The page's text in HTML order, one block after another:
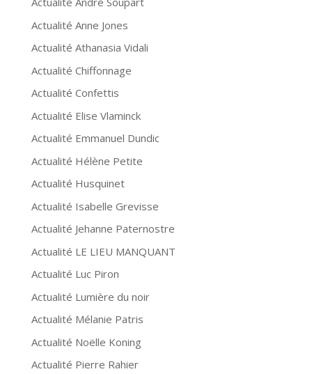
Actualité Anne Jones
Actualité Athanasia Vidali
Actualité Chiffonnage
Actualité Confettis
Actualité Elise Vlaminck
Actualité Emmanuel Dundic
Actualité Hélène Petite
Actualité Husquinet
Actualité Isabelle Grevisse
Actualité Jehanne Paternostre
Actualité LE LIEU MANQUANT
Actualité Luc Piron
Actualité Lumière du noir
Actualité Mélanie Patris
Actualité Noëlle Koning
Actualité Pierre Rahier